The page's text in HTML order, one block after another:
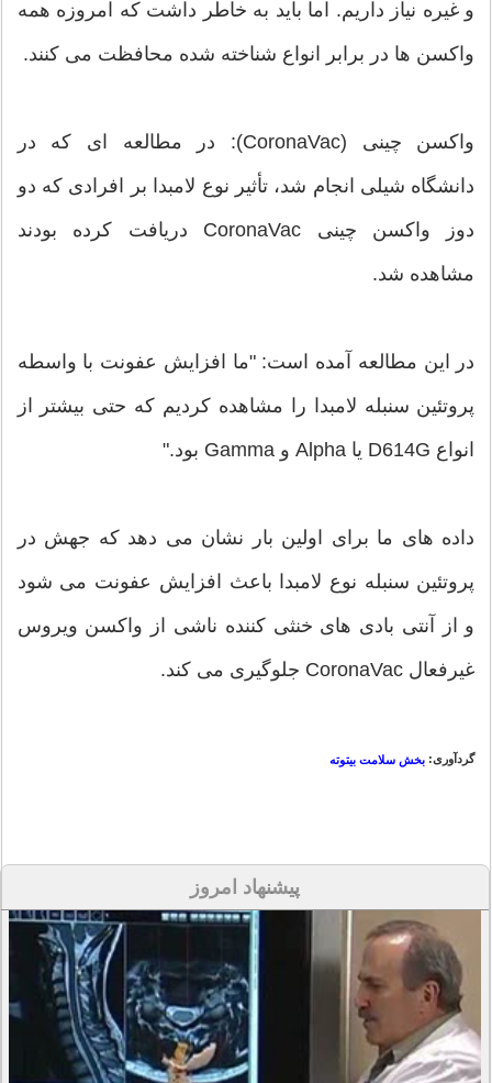
و غیره نیاز داریم. اما باید به خاطر داشت که امروزه همه
واکسن ها در برابر انواع شناخته شده محافظت می کنند.
واکسن چینی (CoronaVac): در مطالعه ای که در
دانشگاه شیلی انجام شد، تأثیر نوع لامبدا بر افرادی که دو
دوز واکسن چینی CoronaVac دریافت کرده بودند
مشاهده شد.
در این مطالعه آمده است: "ما افزایش عفونت با واسطه
پروتئین سنبله لامبدا را مشاهده کردیم که حتی بیشتر از
انواع D614G یا Alpha و Gamma بود."
داده های ما برای اولین بار نشان می دهد که جهش در
پروتئین سنبله نوع لامبدا باعث افزایش عفونت می شود
و از آنتی بادی های خنثی کننده ناشی از واکسن ویروس
غیرفعال CoronaVac جلوگیری می کند.
گردآوری: بخش سلامت بیتوته
پیشنهاد امروز